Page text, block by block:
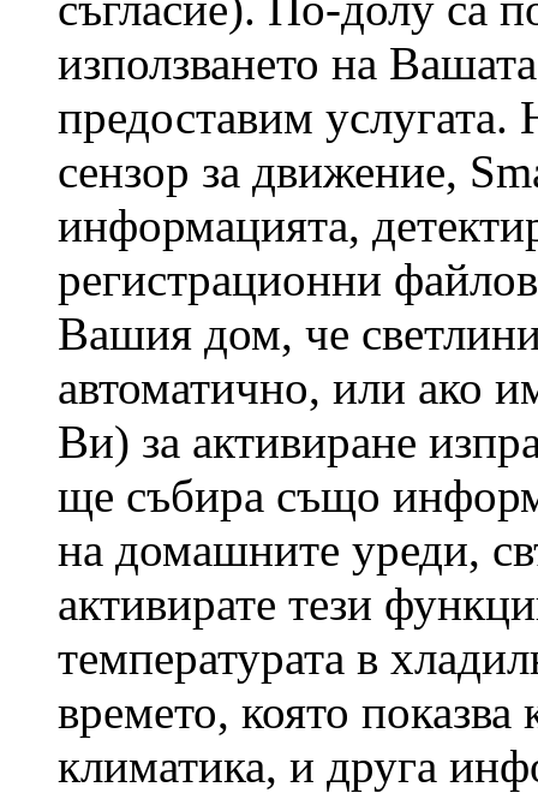
използването на
предоставим услугата.
сензор за движение,
информацията,
регистрационни
Вашия дом, че
автоматично, или ако
Ви) за активиране
ще събира също
на домашните уреди,
активирате тези
температурата в
времето, която показва
климатика, и друга